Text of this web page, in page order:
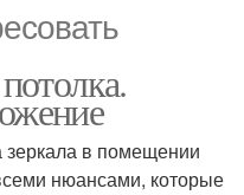
зеркала в помещении
нюансами, которые